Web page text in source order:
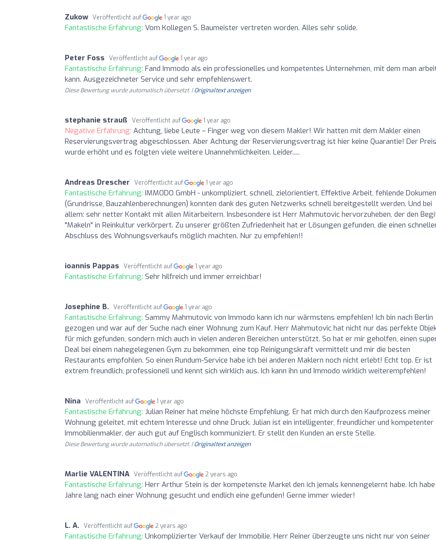
Zukow Veröffentlicht auf 1 year ago
Fantastische Erfahrung: Vom Kollegen S. Baumeister vertreten worden. Alles sehr solide.
Peter Foss Veröffentlicht auf 1 year ago
Fantastische Erfahrung: Fand Immodo als ein professionelles und kompetentes Unternehmen, mit dem man
kann. Ausgezeichneter Service und sehr empfehlenswert.
Diese Bewertung wurde automatisch übersetzt. |Originaltext anzeigen
stephanie strauß Veröffentlicht auf 1 year ago
Negative Erfahrung: Achtung, liebe Leute – Finger weg von diesem Makler! Wir hatten mit dem Makler einen
Reservierungsvertrag abgeschlossen. Aber Achtung der Reservierungsvertrag ist hier keine Quarantie! Der Preis
wurde erhöht und es folgten viele weitere Unannehmlichkeiten. Leider.....
Andreas Drescher Veröffentlicht auf 1 year ago
Fantastische Erfahrung: IMMODO GmbH - unkompliziert, schnell, zielorientiert. Effektive Arbeit, fehlende
(Grundrisse, Bauzahlenberechnungen) konnten dank des guten Netzwerks schnell bereitgestellt werden. Und bei
allem: sehr netter Kontakt mit allen Mitarbeitern. Insbesondere ist Herr Mahmutovic hervorzuheben, der den
"Makeln" in Reinkultur verkörpert. Zu unserer größten Zufriedenheit hat er Lösungen gefunden, die einen
Abschluss des Wohnungsverkaufs möglich machten. Nur zu empfehlen!!
ioannis Pappas Veröffentlicht auf 1 year ago
Fantastische Erfahrung: Sehr hilfreich und immer erreichbar!
Josephine B. Veröffentlicht auf 1 year ago
Fantastische Erfahrung: Sammy Mahmutovic von Immodo kann ich nur wärmstens empfehlen! Ich bin nach Berlin
gezogen und war auf der Suche nach einer Wohnung zum Kauf. Herr Mahmutovic hat nicht nur das perfekte
für mich gefunden, sondern mich auch in vielen anderen Bereichen unterstützt. So hat er mir geholfen, einen
Deal bei einem nahegelegenen Gym zu bekommen, eine top Reinigungskraft vermittelt und mir die besten
Restaurants empfohlen. So einen Rundum-Service habe ich bei anderen Maklern noch nicht erlebt! Echt top. Er ist
extrem freundlich, professionell und kennt sich wirklich aus. Ich kann ihn und Immodo wirklich weiterempfehlen!
Nina Veröffentlicht auf 1 year ago
Fantastische Erfahrung: Julian Reiner hat meine höchste Empfehlung. Er hat mich durch den Kaufprozess meiner
Wohnung geleitet, mit echtem Interesse und ohne Druck. Julian ist ein intelligenter, freundlicher und kompetenter
Immobilienmakler, der auch gut auf Englisch kommuniziert. Er stellt den Kunden an erste Stelle.
Diese Bewertung wurde automatisch übersetzt. |Originaltext anzeigen
Marlie VALENTINA Veröffentlicht auf 2 years ago
Fantastische Erfahrung: Herr Arthur Stein is der kompetenste Markel den ich jemals kennengelernt habe. Ich
Jahre lang nach einer Wohnung gesucht und endlich eine gefunden! Gerne immer wieder!
L. A. Veröffentlicht auf 2 years ago
Fantastische Erfahrung: Unkomplizierter Verkauf der Immobilie. Herr Reiner überzeugte uns nicht nur von seiner